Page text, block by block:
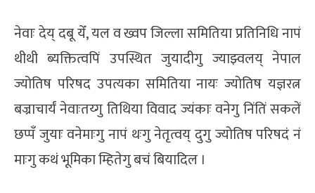
नेवाः देय् दबू येँ, यल व ख्वप जिल्ला समितिया प्रतिनिधि नापं
थीथी ब्यक्तित्वपिं उपस्थित जुयादीगु ज्याझ्वलय् नेपाल
ज्योतिष परिषद उपत्यका समितिया नायः ज्योतिष यज्ञरत्न
बज्राचार्यं नेवाःतय्गु तिथिया विवाद ज्यंकाः वनेगु निंतिं सकलें
छप्पँ जुयाः वनेमाःगु नापं थःगु नेतृत्वय् दुगु ज्योतिष परिषदं नं
माःगु कथं भूमिका म्हितेगु बचं बियादिल ।